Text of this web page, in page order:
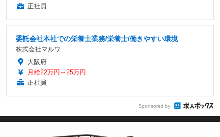
正社員
委託会社本社での栄養士業務/栄養士/働きやすい環境
株式会社マルワ
大阪府
月給22万円～25万円
正社員
Sponsored by